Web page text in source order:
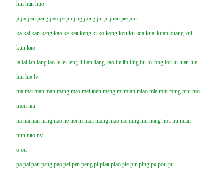
hui hun huo
ji jia jian jiang jiao jie jin jing jiong jiu ju juan jue jun
ka kai kan kang kao ke ken keng ki ko kong kou ku kua kuai kuan kuang kui
kun kuo
la lai lan lang lao le lei leng li lian liang liao lie lin ling liu lo long lou lu luan lue
lun luo lv
ma mai man man mang mao mei men meng mi mian miao mie min ming miu mo
mou mu
na nai nan nang nao ne nei ni nian niang niao nie ning niu nong nou nu nuan
nun nuo nv
o ou
pa pai pan pang pao pei pen peng pi pian piao pie pin ping po pou pu